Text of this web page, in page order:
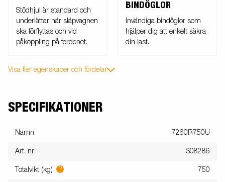
Stödhjul är standard och
underlättar när släpvagnen
ska förflyttas och vid
påkoppling på fordonet.
BINDÖGLOR
Invändiga bindöglor som
hjälper dig att enkelt säkra
din last.
Visa fler egenskaper och fördelar
SPECIFIKATIONER
Namn 7260R750U
Art. nr 308286
Totalvikt (kg) ? 750